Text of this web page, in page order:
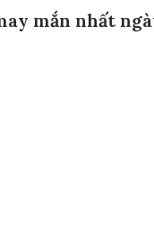
mắn nhất